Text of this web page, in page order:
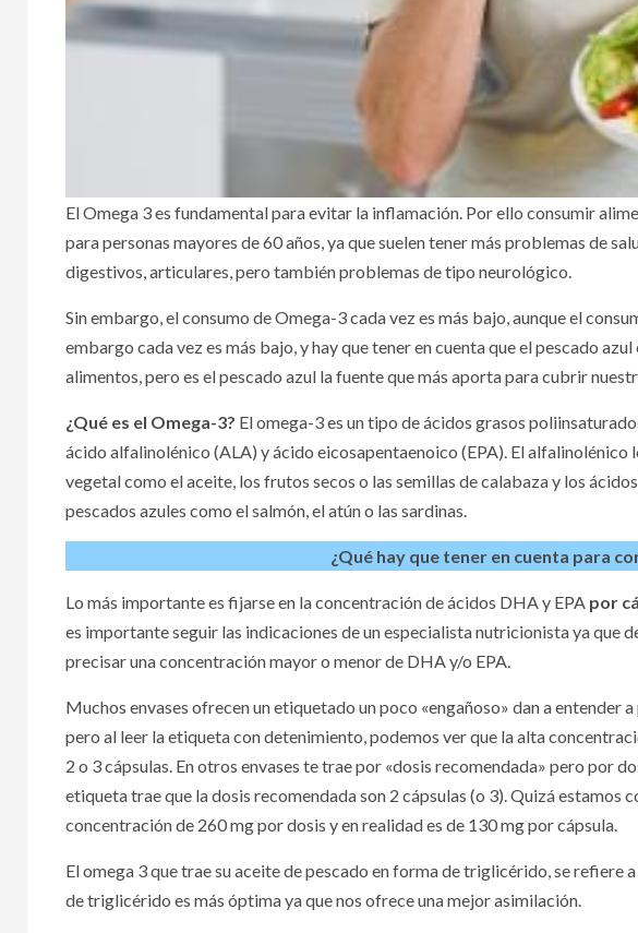
El Omega 3 es fundamental para evitar la inflamación. Por ello consumir
para personas mayores de 60 años, ya que suelen tener más problemas de
digestivos, articulares, pero también problemas de tipo neurológico.
Sin embargo, el consumo de Omega-3 cada vez es más bajo, aunque el
embargo cada vez es más bajo, y hay que tener en cuenta que el pescado
alimentos, pero es el pescado azul la fuente que más aporta para cubrir
¿Qué es el Omega-3? El omega-3 es un tipo de ácidos grasos
ácido alfalinolénico (ALA) y ácido eicosapentaenoico (EPA). El
vegetal como el aceite, los frutos secos o las semillas de calabaza y los
pescados azules como el salmón, el atún o las sardinas.
¿Qué hay que tener en cuenta para
Lo más importante es fijarse en la concentración de ácidos DHA y EPA por
es importante seguir las indicaciones de un especialista nutricionista ya que
precisar una concentración mayor o menor de DHA y/o EPA.
Muchos envases ofrecen un etiquetado un poco «engañoso» dan a entender
pero al leer la etiqueta con detenimiento, podemos ver que la alta
2 o 3 cápsulas. En otros envases te trae por «dosis recomendada» pero por
etiqueta trae que la dosis recomendada son 2 cápsulas (o 3). Quizá estamos
concentración de 260 mg por dosis y en realidad es de 130 mg por cápsula.
El omega 3 que trae su aceite de pescado en forma de triglicérido, se refiere
de triglicérido es más óptima ya que nos ofrece una mejor asimilación.
La
nueva
social